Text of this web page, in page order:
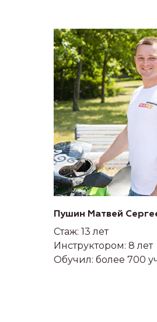
Пушин Матвей
Стаж: 13 лет
Инструктором: 8 лет
Обучил: более 700